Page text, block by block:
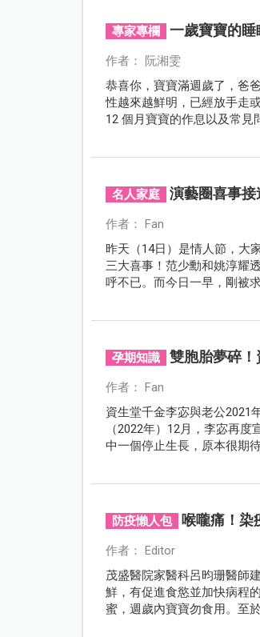
專家專欄 一歲寶寶的
作者： 阮湘雯
恭喜你，寶寶滿週歲了，爸
性越來越鮮明，已經放手走
12 個月寶寶的作息以及常見
名人家庭 演藝圈喜事接
作者： Fan
昨天（14日）是情人節，大
三大喜事！范少勳和姚淳耀
呼不已。而今日一早，剛被
孕期知識 雙胞胎夢碎
作者： Fan
資生堂千金李宓與老公2021
（2022年）12月，李宓再
中一個停止生長，原本很期
防疫懶人包 喉嚨痛！染
作者： Editor
茂盛醫院家醫科呂昀珊醫師
鮮，有促進食慾並加快病程
蜜，週歲內寶寶勿食用。至